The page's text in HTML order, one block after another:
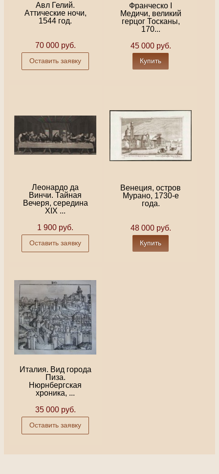
Авл Гелий.
Аттические ночи,
1544 год.
70 000 руб.
Оставить заявку
Франческо I
Медичи, великий
герцог Тосканы,
170...
45 000 руб.
Купить
Леонардо да
Винчи. Тайная
Вечеря, середина
XIX ...
1 900 руб.
Оставить заявку
Венеция, остров
Мурано, 1730-е
года.
48 000 руб.
Купить
Италия. Вид города
Пиза.
Нюрнбергская
хроника, ...
35 000 руб.
Оставить заявку